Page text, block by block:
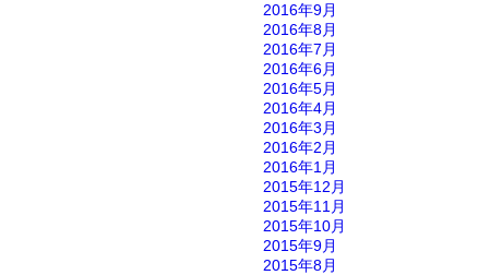
2016年9月
2016年8月
2016年7月
2016年6月
2016年5月
2016年4月
2016年3月
2016年2月
2016年1月
2015年12月
2015年11月
2015年10月
2015年9月
2015年8月